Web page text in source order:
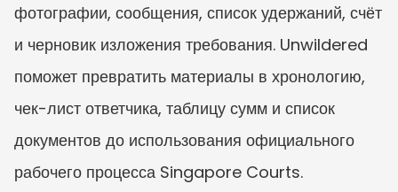
фотографии, сообщения, список удержаний, счёт
и черновик изложения требования. Unwildered
поможет превратить материалы в хронологию,
чек-лист ответчика, таблицу сумм и список
документов до использования официального
рабочего процесса Singapore Courts.